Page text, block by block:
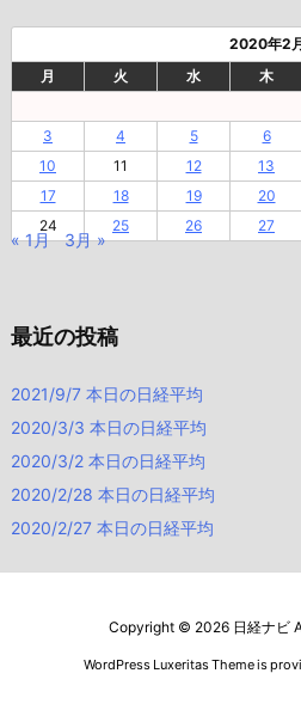
2020年2
月
火 水 木
3
4 5 6
10
11 12 13
17
18 19 20
24
25 26 27
« 1月 3月 »
最近の投稿
2021/9/7 本日の日経平均
2020/3/3 本日の日経平均
2020/3/2 本日の日経平均
2020/2/28 本日の日経平均
2020/2/27 本日の日経平均
Copyright © 2026 日経ナビ
WordPress Luxeritas Theme is